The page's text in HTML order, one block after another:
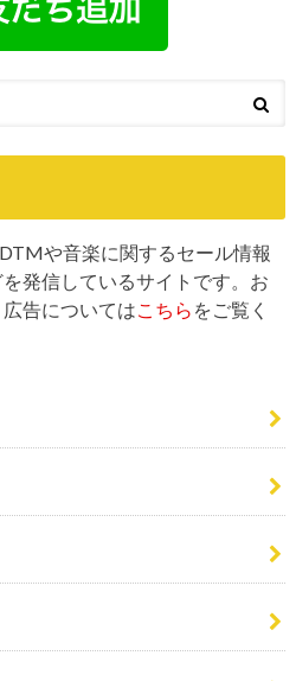
や音楽に関するセール情報
発信しているサイトです。お
告についてはこちら をご覧く